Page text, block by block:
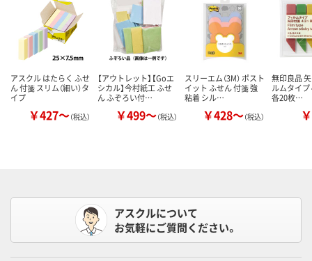
アスクル はたらく ふせ
ん 付箋 スリム（細い）タ
イプ
￥427～（税込）
【アウトレット】【Goエ
シカル】今村紙工 ふせ
ん ふぞろい付…
￥499～（税込）
スリーエム（3M） ポスト
イット ふせん 付箋 強
粘着 シル…
￥428～（税込）
無印良品
ルムタイプ
各20枚…
アスクルについて
お気軽にご質問ください。